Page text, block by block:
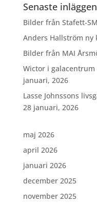
Senaste inläggen
Bilder från Stafett-
Anders Hallström ny
Bilder från MAI
Wictor i
januari, 2026
Lasse Johnssons
28 januari, 2026
maj 2026
april 2026
januari 2026
december 2025
november 2025